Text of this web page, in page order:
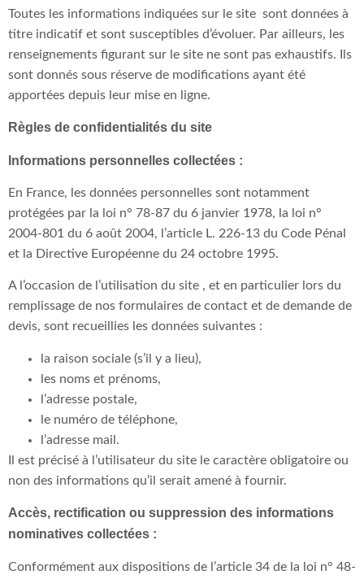
Toutes les informations indiquées sur le site sont données à
titre indicatif et sont susceptibles d’évoluer. Par ailleurs, les
renseignements figurant sur le site ne sont pas exhaustifs. Ils
sont donnés sous réserve de modifications ayant été
apportées depuis leur mise en ligne.
Règles de confidentialités du site
Informations personnelles collectées :
En France, les données personnelles sont notamment
protégées par la loi n° 78-87 du 6 janvier 1978, la loi n°
2004-801 du 6 août 2004, l’article L. 226-13 du Code Pénal
et la Directive Européenne du 24 octobre 1995.
A l’occasion de l’utilisation du site , et en particulier lors du
remplissage de nos formulaires de contact et de demande de
devis, sont recueillies les données suivantes :
la raison sociale (s’il y a lieu),
les noms et prénoms,
l’adresse postale,
le numéro de téléphone,
l’adresse mail.
Il est précisé à l’utilisateur du site le caractère obligatoire ou
non des informations qu’il serait amené à fournir.
Accès, rectification ou suppression des informations
nominatives collectées :
Conformément aux dispositions de l’article 34 de la loi n° 48-